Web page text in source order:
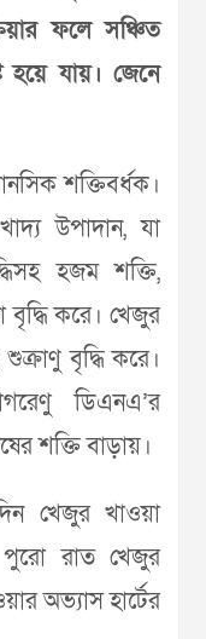
ফলে সঞ্চিত
হয়ে যায়। জেনে
শক্তিবর্ধক।
উপাদান, যা
হজম শক্তি,
বৃদ্ধি করে। খেজুর
বৃদ্ধি করে।
ডিএনএ’র
শক্তি বাড়ায়।
খেজুর খাওয়া
পুরো রাত খেজুর
অভ্যাস হার্টের